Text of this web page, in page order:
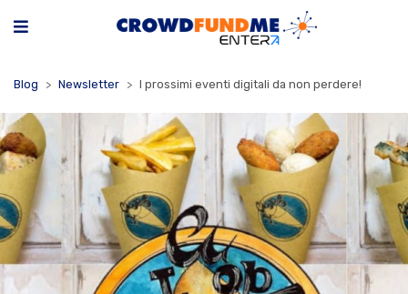
Blog Newsletter I prossimi eventi digitali da non perdere!